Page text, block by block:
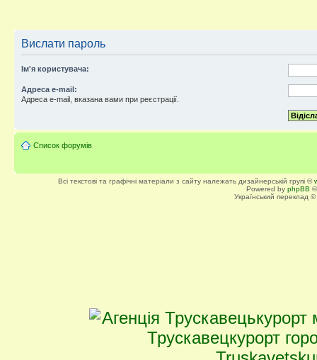
Вислати пароль
Ім'я користувача:
Адреса e-mail:
Адреса e-mail, вказана вами при реєстрації.
Список форумів
Всі текстові та графічні матеріали з сайту належать дизайнерській групі ©
Powered by phpBB
Український переклад